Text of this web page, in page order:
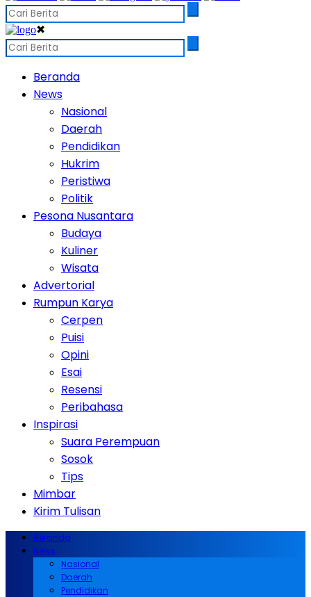
✖
Beranda
News
Nasional
Daerah
Pendidikan
Hukrim
Peristiwa
Politik
Pesona Nusantara
Budaya
Kuliner
Wisata
Advertorial
Rumpun Karya
Cerpen
Puisi
Opini
Esai
Resensi
Peribahasa
Inspirasi
Suara Perempuan
Sosok
Tips
Mimbar
Kirim Tulisan
Beranda
News
Nasional
Daerah
Pendidikan